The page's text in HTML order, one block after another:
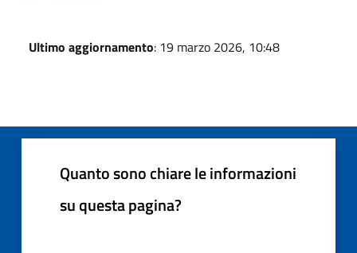
Ultimo aggiornamento: 19 marzo 2026, 10:48
Quanto sono chiare le informazioni
su questa pagina?